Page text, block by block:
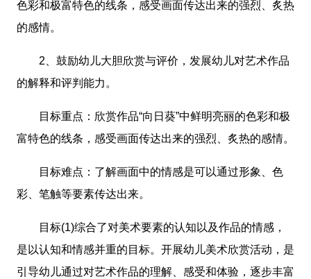
色彩和极富特色的线条，感受画面传达出来的强烈、炙热
的感情。
2、鼓励幼儿大胆欣赏与评价，发展幼儿对艺术作品
的解释和评判能力。
目标重点：欣赏作品“向日葵”中鲜明亮丽的色彩和极
富特色的线条，感受画面传达出来的强烈、炙热的感情。
目标难点：了解画面中的情感是可以通过形象、色
彩、笔触等要素传达出来。
目标(1)综合了对美术要素的认知以及作品的情感，
是以认知和情感并重的目标。开展幼儿美术欣赏活动，是
引导幼儿通过对艺术作品的理解、感受和体验，逐步丰富